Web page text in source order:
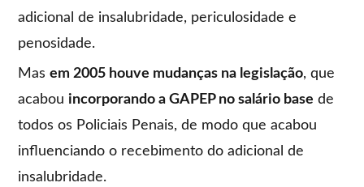
adicional de insalubridade, periculosidade e
penosidade.
Masem 2005 houve mudanças na legislação, que
acabou incorporando a GAPEP no salário base de
todos os Policiais Penais, de modo que acabou
influenciando o recebimento do adicional de
insalubridade.